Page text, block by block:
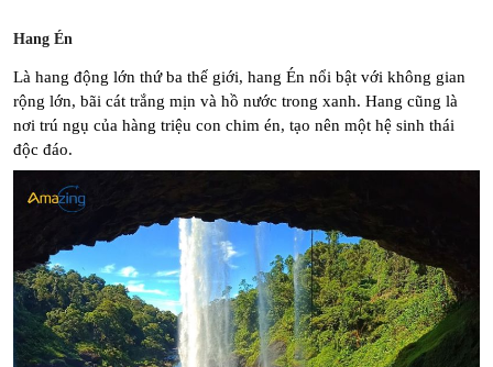
Hang Én
Là hang động lớn thứ ba thế giới, hang Én nổi bật với không gian
rộng lớn, bãi cát trắng mịn và hồ nước trong xanh. Hang cũng là
nơi trú ngụ của hàng triệu con chim én, tạo nên một hệ sinh thái
độc đáo.